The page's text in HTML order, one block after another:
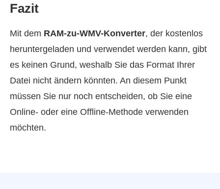
Fazit
Mit dem RAM-zu-WMV-Konverter, der kostenlos
heruntergeladen und verwendet werden kann, gibt
es keinen Grund, weshalb Sie das Format Ihrer
Datei nicht ändern könnten. An diesem Punkt
müssen Sie nur noch entscheiden, ob Sie eine
Online- oder eine Offline-Methode verwenden
möchten.